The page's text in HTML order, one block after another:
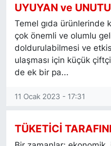
UYUYAN ve
Temel gıda ürünlerinde
çok önemli ve olumlu
doldurulabilmesi ve
ulaşması için küçük
de ek bir pa...
11 Ocak 2023 - 17:31
TÜKETİCİ